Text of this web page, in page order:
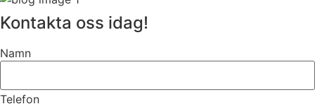
Kontakta oss idag!
Namn
Telefon